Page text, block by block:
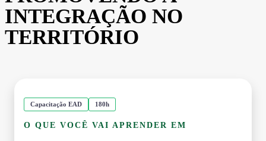
INTEGRAÇÃO NO
TERRITÓRIO
Capacitação EAD 180h
O QUE VOCÊ VAI APRENDER EM